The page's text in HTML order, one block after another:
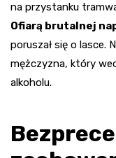
na przystanku
Ofiarą brutalnej
poruszał się o lasce.
mężczyzna, który
alkoholu.